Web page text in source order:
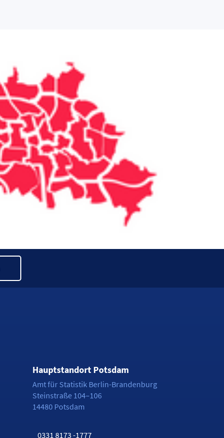
Hauptstandort Potsdam
Amt für Statistik Berlin-Brandenburg
Steinstraße 104–106
14480 Potsdam
0331 8173 -1777